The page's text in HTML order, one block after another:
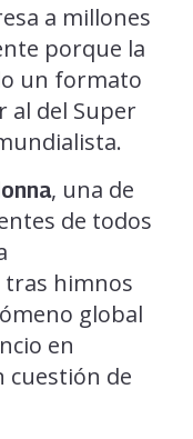
a millones
porque la
un formato
al del Super
, una de
de todos
himnos
global
en
cuestión de